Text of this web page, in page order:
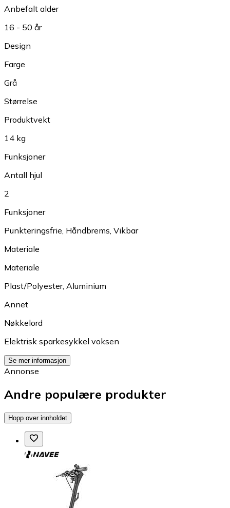
Anbefalt alder
16 - 50 år
Design
Farge
Grå
Størrelse
Produktvekt
14 kg
Funksjoner
Antall hjul
2
Funksjoner
Punkteringsfrie, Håndbrems, Vikbar
Materiale
Materiale
Plast/Polyester, Aluminium
Annet
Nøkkelord
Elektrisk sparkesykkel voksen
Se mer informasjon
Annonse
Andre populære produkter
Hopp over innholdet